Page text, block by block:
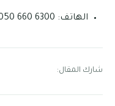
الهاتف: 6300 660 050 – 0099 223 07
شارك المقال: